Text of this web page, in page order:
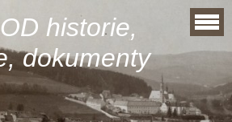
historie,
dokumenty